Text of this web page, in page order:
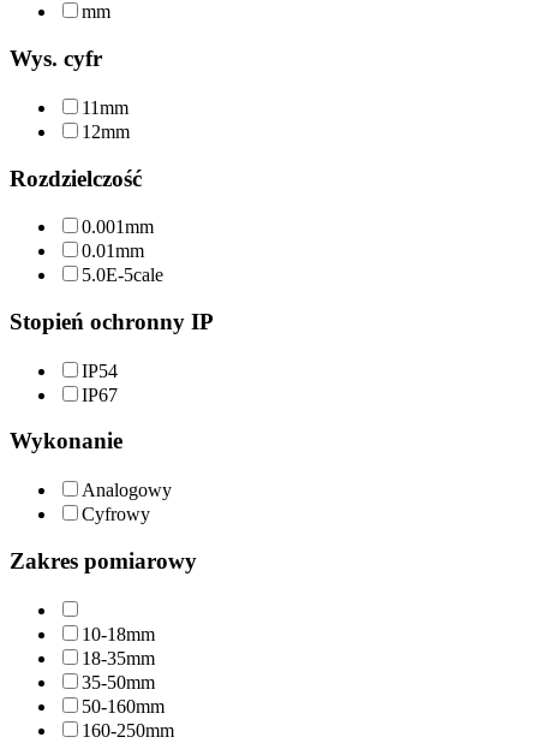
mm
Wys. cyfr
11mm
12mm
Rozdzielczość
0.001mm
0.01mm
5.0E-5cale
Stopień ochronny IP
IP54
IP67
Wykonanie
Analogowy
Cyfrowy
Zakres pomiarowy
10-18mm
18-35mm
35-50mm
50-160mm
160-250mm